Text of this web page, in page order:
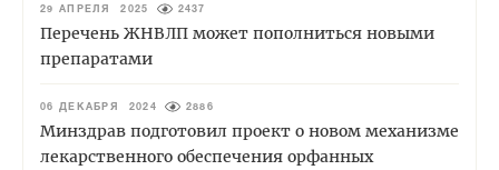
29 АПРЕЛЯ 2025 2437
Перечень ЖНВЛП может пополниться новыми
препаратами
06 ДЕКАБРЯ 2024 2886
Минздрав подготовил проект о новом механизме
лекарственного обеспечения орфанных